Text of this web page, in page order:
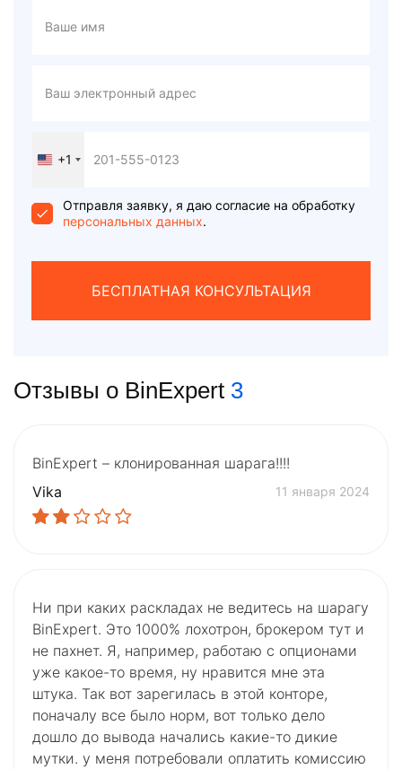
United
+1
+1
Отправля заявку, я даю согласие на обработку
персональных данных.
БЕСПЛАТНАЯ КОНСУЛЬТАЦИЯ
Отзывы о BinExpert 3
BinExpert – клонированная шарага!!!!
Vika
11 января 2024
Ни при каких раскладах не ведитесь на шарагу
BinExpert. Это 1000% лохотрон, брокером тут и
не пахнет. Я, например, работаю с опционами
уже какое-то время, ну нравится мне эта
штука. Так вот зарегилась в этой конторе,
поначалу все было норм, вот только дело
дошло до вывода начались какие-то дикие
мутки. у меня потребовали оплатить комиссию